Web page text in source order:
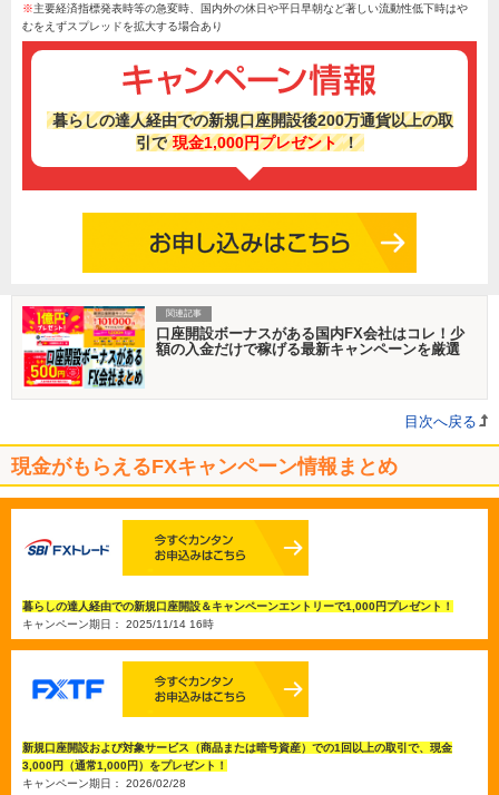
※主要経済指標発表時等の急変時、国内外の休日や平日早朝など著しい流動性低下時はや
むをえずスプレッドを拡大する場合あり
暮らしの達人経由での新規口座開設後200万通貨以上の取
引で 現金1,000円プレゼント ！
関連記事
口座開設ボーナスがある国内FX会社はコレ！少
額の入金だけで稼げる最新キャンペーンを厳選
目次へ戻る
現金がもらえるFXキャンペーン情報まとめ
暮らしの達人経由での新規口座開設＆キャンペーンエントリーで1,000円プレゼント！
キャンペーン期日： 2025/11/14 16時
新規口座開設および対象サービス（商品または暗号資産）での1回以上の取引で、現金
3,000円（通常1,000円）をプレゼント！
キャンペーン期日： 2026/02/28